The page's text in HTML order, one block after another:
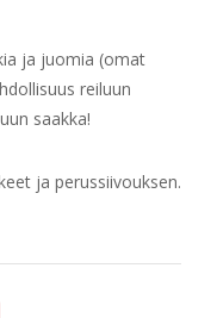
ja juomia (omat
reiluun
saakka!
ja perussiivouksen.